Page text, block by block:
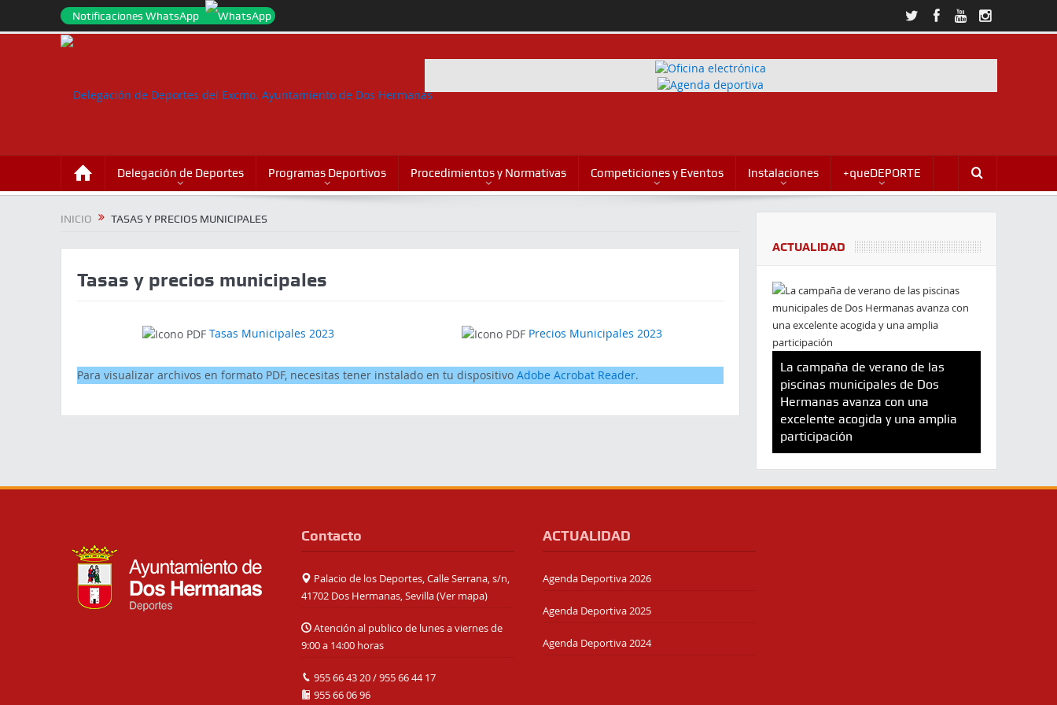
Notificaciones WhatsApp
Delegación de Deportes Programas Deportivos Procedimientos y Normativas Competiciones y Eventos Instalaciones +queDEPORTE
INICIO TASAS Y PRECIOS MUNICIPALES
Tasas y precios municipales
Tasas Municipales 2023 Precios Municipales 2023
Para visualizar archivos en formato PDF, necesitas tener instalado en tu dispositivo Adobe Acrobat Reader.
ACTUALIDAD
La campaña de verano de las
piscinas municipales de Dos
Hermanas avanza con una
excelente acogida y una amplia
participación
Contacto
Palacio de los Deportes, Calle Serrana, s/n,
41702 Dos Hermanas, Sevilla (Ver mapa)
Atención al publico de lunes a viernes de
9:00 a 14:00 horas
955 66 43 20/955 66 44 17
955 66 06 96
ACTUALIDAD
Agenda Deportiva 2026
Agenda Deportiva 2025
Agenda Deportiva 2024